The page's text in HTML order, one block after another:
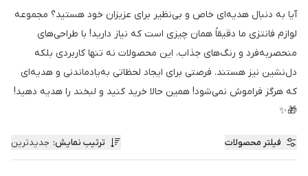
آیا به دنبال هدیه‌ای خاص و بی‌نظیر برای عزیزان خود هستید؟ مجموعه
لوازم فانتزی ما دقیقاً همان چیزی است که نیاز دارید! با طراحی‌های
منحصر‌به‌فرد و رنگ‌های جذاب، این محصولات نه تنها کاربردی بلکه
دل‌نشین نیز هستند. فرصتی برای ایجاد لحظاتی به‌یادماندنی و هدیه‌ای
که هرگز فراموش نمی‌شود! همین حالا خرید کنید و لبخند را هدیه دهید!
🎁✨
فیلتر محصولات ترتیب نمایش: جدیدترین